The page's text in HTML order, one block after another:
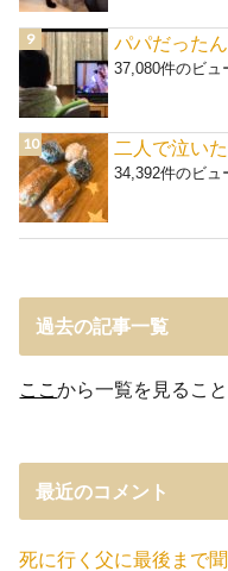
パパだった
37,080件のビュ
二人で泣い
34,392件のビュ
過去の記事一覧
ここから一覧を見ること
最近のコメント
死に行く父に最後まで